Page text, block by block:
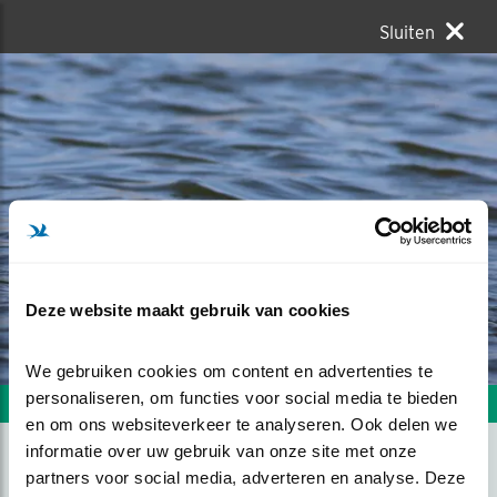
Deze website maakt gebruik van cookies
We gebruiken cookies om content en advertenties te
personaliseren, om functies voor social media te bieden
en om ons websiteverkeer te analyseren. Ook delen we
informatie over uw gebruik van onze site met onze
partners voor social media, adverteren en analyse. Deze
Sluiten
Volgende foto Vorige foto